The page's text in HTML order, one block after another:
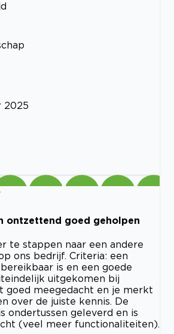
2025
ontzettend goed geholpen
te stappen naar een andere
ons bedrijf. Criteria: een
is en een goede
uitgekomen bij
goed meegedacht en je merkt
over de juiste kennis. De
ondertussen geleverd en is
(veel meer functionaliteiten).